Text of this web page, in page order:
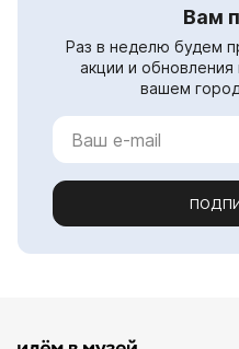
Вам
Раз в неделю будем
акции и обновления
вашем